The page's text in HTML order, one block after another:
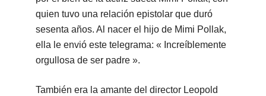
quien tuvo una relación epistolar que duró
sesenta años. Al nacer el hijo de Mimi Pollak,
ella le envió este telegrama: « Increíblemente
orgullosa de ser padre ».
También era la amante del director Leopold